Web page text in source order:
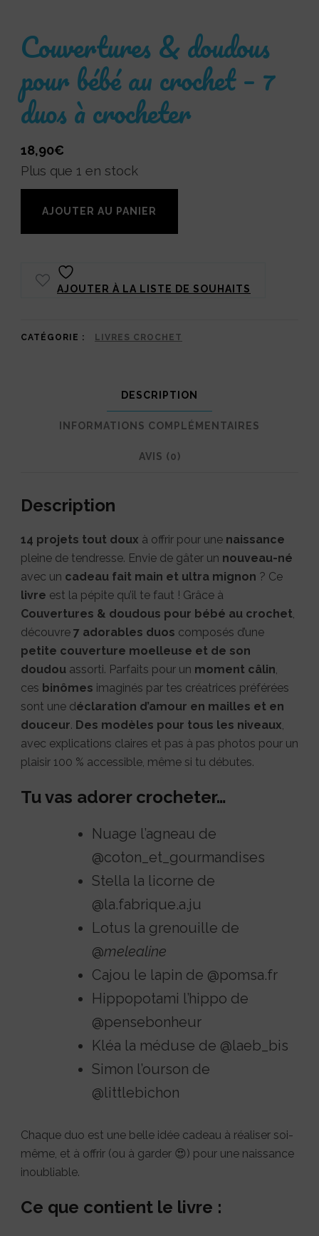
Couvertures & doudous
pour bébé au crochet – 7
duos à crocheter
18,90€
Plus que 1 en stock
doudous
bébé
crocheter
AJOUTER AU PANIER
AJOUTER À LA LISTE DE SOUHAITS
CATÉGORIE : LIVRES CROCHET
DESCRIPTION
INFORMATIONS COMPLÉMENTAIRES
AVIS (0)
Description
14 projets tout doux à offrir pour une naissance
pleine de tendresse. Envie de gâter un nouveau-né
avec un cadeau fait main et ultra mignon ? Ce
livre est la pépite qu’il te faut ! Grâce à
Couvertures & doudous pour bébé au crochet,
découvre 7 adorables duos composés d’une
petite couverture moelleuse et de son
doudou assorti. Parfaits pour un moment câlin,
ces binômes imaginés par tes créatrices préférées
sont une déclaration d’amour en mailles et en
douceur. Des modèles pour tous les niveaux,
avec explications claires et pas à pas photos pour un
plaisir 100 % accessible, même si tu débutes.
Tu vas adorer crocheter…
Nuage l’agneau de
@coton_et_gourmandises
Stella la licorne de
@la.fabrique.a.ju
Lotus la grenouille de
@melealine
Cajou le lapin de @pomsa.fr
Hippopotami l’hippo de
@pensebonheur
Kléa la méduse de @laeb_bis
Simon l’ourson de
@littlebichon
Chaque duo est une belle idée cadeau à réaliser soi-
même, et à offrir (ou à garder 😍) pour une naissance
inoubliable.
Ce que contient le livre :